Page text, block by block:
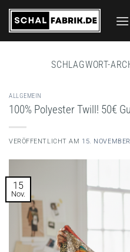
Zum
Inhalt
springen
SCHLAGWORT-
ALLGEMEIN
100% Polyester Twill! 50€
VERÖFFENTLICHT AM 15.
15
Nov.